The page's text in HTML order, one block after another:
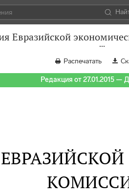
Евразийской
Распечатать
Редакция от 27.01.2015 —